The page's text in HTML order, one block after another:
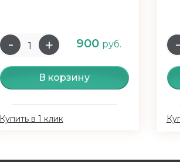
900 руб.
В корзину
Купить в 1 клик